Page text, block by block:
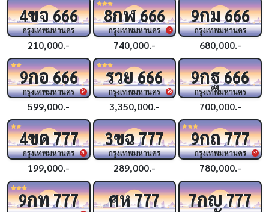
4ขจ666
กรุงเทพมหานคร
210,000.-
32
8กฬ666
กรุงเทพมหานคร
740,000.-
9กม666
กรุงเทพมหานคร
680,000.-
34
9กอ666
กรุงเทพมหานคร
599,000.-
36
รวย666
กรุงเทพมหานคร
3,350,000.-
9กฐ666
กรุงเทพมหานคร
700,000.-
28
4ขด777
กรุงเทพมหานคร
199,000.-
3ขฉ777
กรุงเทพมหานคร
289,000.-
32
9กถ777
กรุงเทพมหานคร
780,000.-
9กท777 ศห777 7กญ777